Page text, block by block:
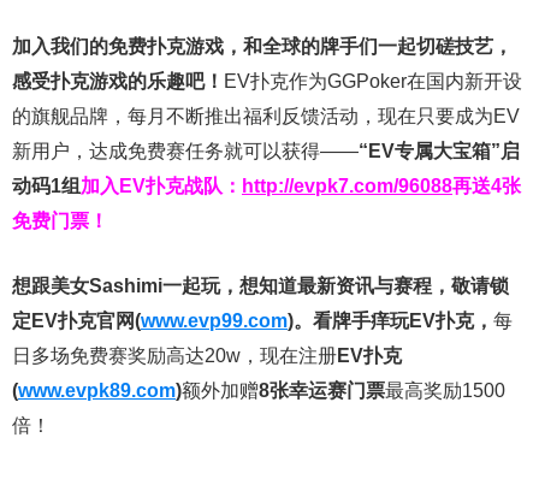
加入我们的免费扑克游戏，和全球的牌手们一起切磋技艺，
感受扑克游戏的乐趣吧！ EV扑克作为GGPoker在国内新开设
的旗舰品牌，每月不断推出福利反馈活动，现在只要成为EV
新用户，达成免费赛任务就可以获得——“EV专属大宝箱”启
动码1组加入EV扑克战队： http://evpk7.com/96088再送4张
免费门票！
想跟美女Sashimi一起玩， 想知道最新资讯与赛程， 敬请锁
定EV扑克官网(www.evp99.com)。 看牌手痒玩EV扑克， 每
日多场免费赛奖励高达20w，现在注册EV扑克
(www.evpk89.com)额外加赠8张幸运赛门票最高奖励1500
倍！